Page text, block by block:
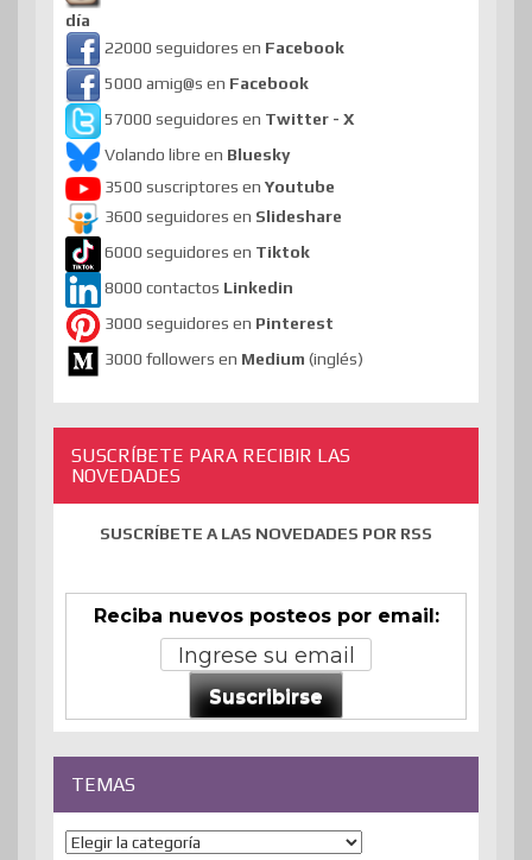
día
22000 seguidores en Facebook
5000 amig@s en Facebook
57000 seguidores en Twitter - X
Volando libre en Bluesky
3500 suscriptores en Youtube
3600 seguidores en Slideshare
6000 seguidores en Tiktok
8000 contactos Linkedin
3000 seguidores en Pinterest
3000 followers en Medium (inglés)
SUSCRÍBETE PARA RECIBIR LAS
NOVEDADES
SUSCRÍBETE A LAS NOVEDADES POR RSS
Reciba nuevos posteos por email:
Suscribirse
TEMAS
Temas